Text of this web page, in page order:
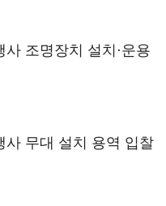
조명장치 설치·운용
사 무대 설치 용역 입찰